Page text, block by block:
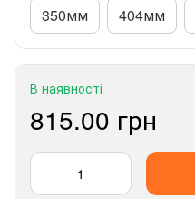
350мм 404мм
В наявності
815.00 грн